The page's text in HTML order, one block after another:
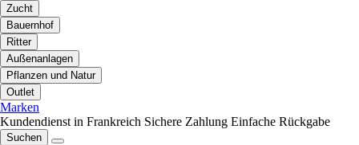
Zucht
Bauernhof
Ritter
Außenanlagen
Pflanzen und Natur
Outlet
Marken
Kundendienst in Frankreich Sichere Zahlung Einfache Rückgabe
Suchen